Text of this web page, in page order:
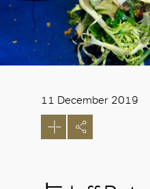
11 December 2019